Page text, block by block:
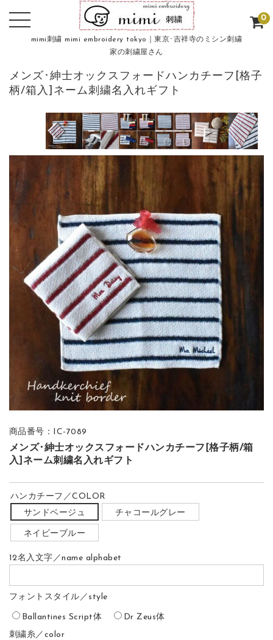
mimi刺繍 mimi embroidery tokyo｜東京･吉祥寺のミシン刺繍
家の刺繍屋さん
0
メンズ･紳士オックスフォードハンカチーフ[格子
柄/箱入]ネーム刺繍名入れギフト
商品番号：IC-7089
メンズ･紳士オックスフォードハンカチーフ[格子柄/箱
入]ネーム刺繍名入れギフト
ハンカチーフ／COLOR
サンドベージュ
チャコールグレー
ネイビーブルー
12名入文字／name alphabet
フォントスタイル／style
Ballantines Script体
Dr Zeus体
刺繍糸／color